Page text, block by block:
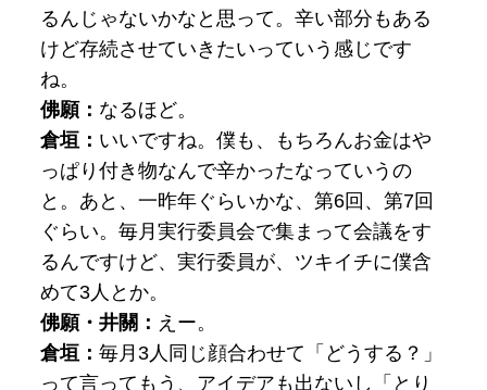
るんじゃないかなと思って。辛い部分もある
けど存続させていきたいっていう感じです
ね。
佛願： なるほど。
倉垣： いいですね。僕も、もちろんお金はや
っぱり付き物なんで辛かったなっていうの
と。あと、一昨年ぐらいかな、第6回、第7回
ぐらい。毎月実行委員会で集まって会議をす
るんですけど、実行委員が、ツキイチに僕含
めて3人とか。
佛願・井關： えー。
倉垣：毎月3人同じ顔合わせて「どうする？」
って言ってもう、アイデアも出ないし「とり